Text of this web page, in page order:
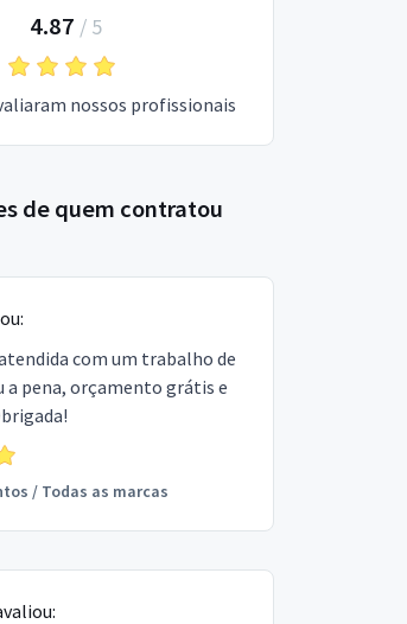
4.87 / 5
nossos profissionais
de quem contratou
com um trabalho de
a pena, orçamento grátis e
/ Todas as marcas